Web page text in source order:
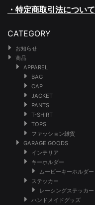
・特定商取引法について
CATEGORY
お知らせ
商品
APPAREL
BAG
CAP
JACKET
PANTS
T-SHIRT
TOPS
ファッション雑貨
GARAGE GOODS
インテリア
キーホルダー
ムービーキーホルダー
ステッカー
レーシングステッカー
ハンドメイドグッズ